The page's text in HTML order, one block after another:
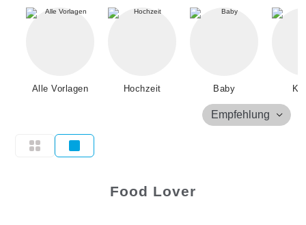
Alle Vorlagen Hochzeit Baby
Empfehlung
Food Lover